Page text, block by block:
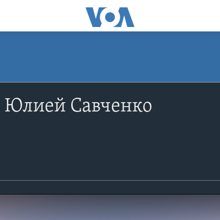
Юлией Савченко